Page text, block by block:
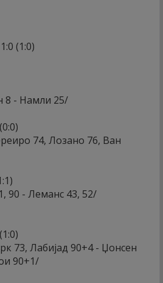
(1:0)
8 - Намли 25/
74, Лозано 76, Ван
90 - Леманс 43, 52/
73, Лабијад 90+4 - Џонсен
90+1/